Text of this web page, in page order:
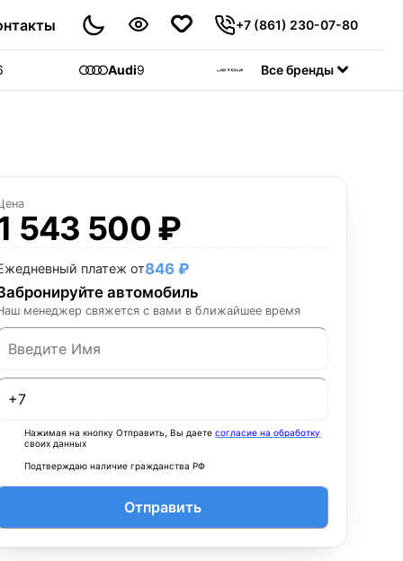
+7 (861) 230-07-80
Audi9 Jetour55
Все бренды
543 500 ₽
платеж от846 ₽
автомобиль
менеджер свяжется с вами в ближайшее время
Нажимая на кнопку Отправить, Вы даетесогласие на обработку
своих данных
Подтверждаю наличие гражданства РФ
Отправить